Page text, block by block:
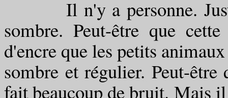
Il n'y a personne. Juste
sombre. Peut-être que
d'encre que les petits
sombre et régulier. Peut-
fait beaucoup de bruit. Mais